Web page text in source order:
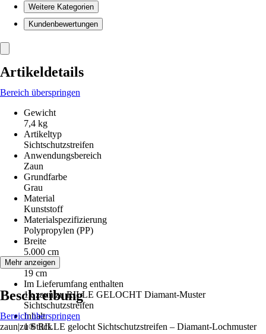
Weitere Kategorien
Kundenbewertungen
Artikeldetails
Bereich überspringen
Gewicht
7,4 kg
Artikeltyp
Sichtschutzstreifen
Anwendungsbereich
Zaun
Grundfarbe
Grau
Material
Kunststoff
Materialspezifizierung
Polypropylen (PP)
Breite
5.000 cm
Höhe
19 cm
Im Lieferumfang enthalten
1x zaun|zu RILLE GELOCHT Diamant-Muster
Sichtschutzstreifen
Inhalt
1 Stück
Mehr anzeigen
Beschreibung
Bereich überspringen
zaun|zu® RILLE gelocht Sichtschutzstreifen – Diamant-Lochmuster